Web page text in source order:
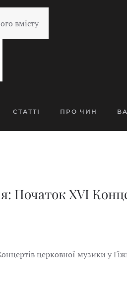
вмісту
СТАТТІ ПРО ЧИН
Початок ХVІ
церковної музики у